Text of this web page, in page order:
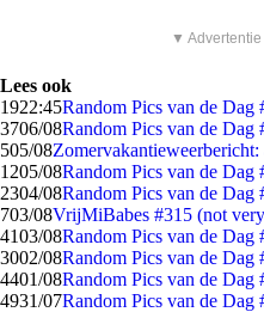
▼
Lees ook
1922:45Random Pics van de Dag
3706/08Random Pics van de Dag
505/08Zomervakantieweerbericht:
1205/08Random Pics van de Dag
2304/08Random Pics van de Dag
703/08VrijMiBabes #315 (not
4103/08Random Pics van de Dag
3002/08Random Pics van de Dag
4401/08Random Pics van de Dag
4931/07Random Pics van de Dag